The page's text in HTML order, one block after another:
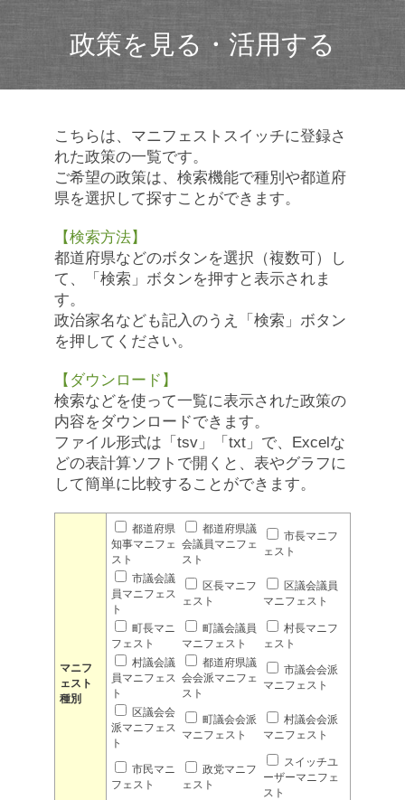
政策を見る・活用する
こちらは、マニフェストスイッチに登録さ
れた政策の一覧です。
ご希望の政策は、検索機能で種別や都道府
県を選択して探すことができます。
【検索方法】
都道府県などのボタンを選択（複数可）し
て、「検索」ボタンを押すと表示されま
す。
政治家名なども記入のうえ「検索」ボタン
を押してください。
【ダウンロード】
検索などを使って一覧に表示された政策の
内容をダウンロードできます。
ファイル形式は「tsv」「txt」で、Excelな
どの表計算ソフトで開くと、表やグラフに
して簡単に比較することができます。
マニフ
ェスト
種別
都道府県
知事マニフェ
スト
都道府県議
会議員マニフェ
スト
市長マニフ
ェスト
市議会議
員マニフェス
ト
区長マニフ
ェスト
区議会議員
マニフェスト
町長マニ
フェスト
町議会議員
マニフェスト
村長マニフ
ェスト
村議会議
員マニフェス
ト
都道府県議
会会派マニフェ
スト
市議会会派
マニフェスト
区議会会
派マニフェス
ト
町議会会派
マニフェスト
村議会会派
マニフェスト
市民マニ
フェスト
政党マニフ
ェスト
スイッチユ
ーザーマニフェ
スト